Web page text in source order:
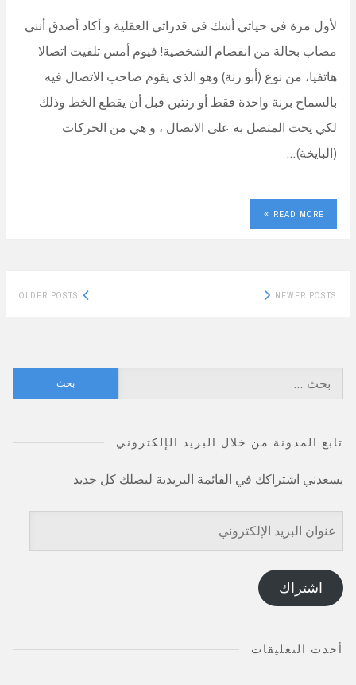
لأول مرة في حياتي أشك في قدراتي العقلية و أكاد أصدق أنني
مصاب بحالة من انفصام الشخصية! فيوم أمس تلقيت اتصالا
هاتفيا، من نوع (أبو رنة) وهو الذي يقوم صاحب الاتصال فيه
بالسماح برنة واحدة فقط أو رنتين قبل أن يقطع الخط وذلك
لكي يحث المتصل به على الاتصال ، و هي من الحركات
(البايخة)…
READ MORE
Posts
OLDER POSTS NEWER POSTS
عن:
تابع المدونة من خلال البريد الإلكتروني
يسعدني اشتراكك في القائمة البريدية ليصلك كل جديد
عنوان
البريد
الإلكتروني
اشتراك
أحدث التعليقات